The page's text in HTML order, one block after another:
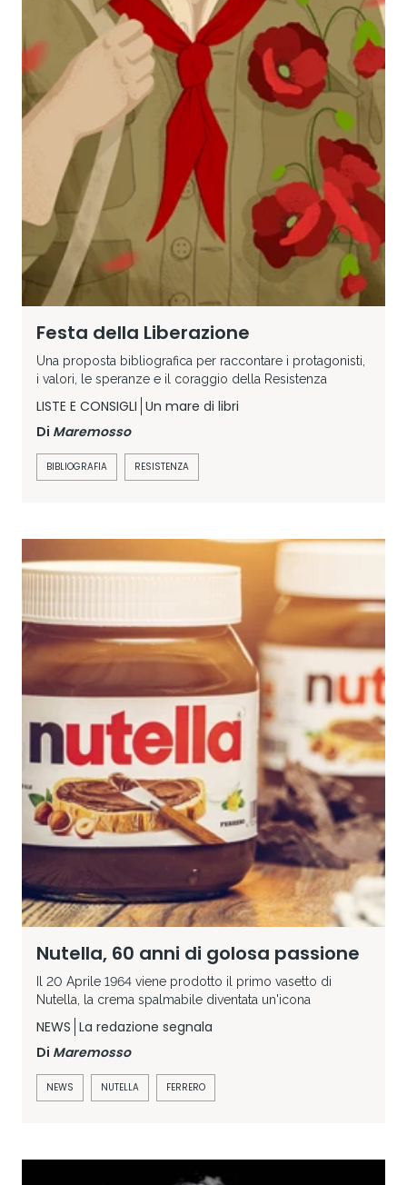
Festa della Liberazione
Una proposta bibliografica per raccontare i protagonisti,
i valori, le speranze e il coraggio della Resistenza
LISTE E CONSIGLI Un mare di libri
Di Maremosso
BIBLIOGRAFIA RESISTENZA
Nutella, 60 anni di golosa passione
Il 20 Aprile 1964 viene prodotto il primo vasetto di
Nutella, la crema spalmabile diventata un'icona
NEWS La redazione segnala
Di Maremosso
NEWS NUTELLA FERRERO